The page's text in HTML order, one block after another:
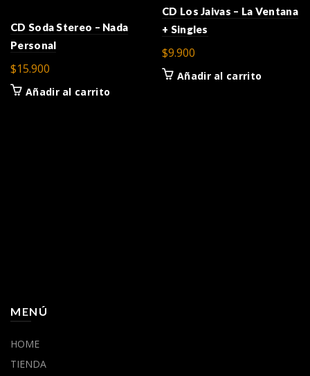
CD Soda Stereo – Nada
Personal
$15.900
Añadir al carrito
CD Los Jaivas – La Ventana
+ Singles
$9.900
Añadir al carrito
MENÚ
HOME
TIENDA